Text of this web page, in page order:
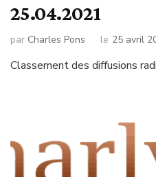
25.04.2021
par Charles Pons le 25 avril
Classement des diffusions